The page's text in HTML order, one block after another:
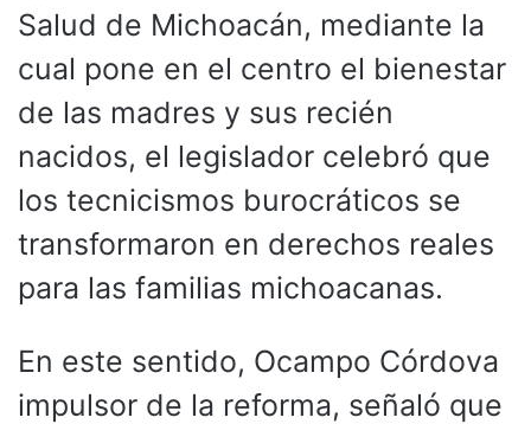
Salud de Michoacán, mediante la
cual pone en el centro el bienestar
de las madres y sus recién
nacidos, el legislador celebró que
los tecnicismos burocráticos se
transformaron en derechos reales
para las familias michoacanas.
En este sentido, Ocampo Córdova
impulsor de la reforma, señaló que